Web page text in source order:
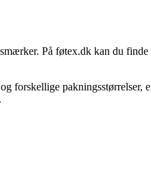
På føtex.dk kan du
pakningsstørrelser,